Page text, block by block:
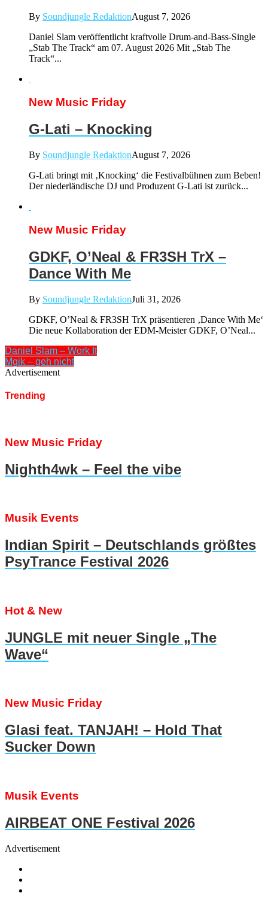
By Soundjungle RedaktionAugust 7, 2026
Daniel Slam veröffentlicht kraftvolle Drum-and-Bass-Single
„Stab The Track“ am 07. August 2026 Mit „Stab The
Track“...
New Music Friday
G-Lati – Knocking
By Soundjungle RedaktionAugust 7, 2026
G-Lati bringt mit ‚Knocking‘ die Festivalbühnen zum Beben!
Der niederländische DJ und Produzent G-Lati ist zurück...
New Music Friday
GDKF, O’Neal & FR3SH TrX –
Dance With Me
By Soundjungle RedaktionJuli 31, 2026
GDKF, O’Neal & FR3SH TrX präsentieren ‚Dance With Me‘
Die neue Kollaboration der EDM-Meister GDKF, O’Neal...
Daniel Slam – Work It
Mgik – geh nicht
Advertisement
Trending
New Music Friday
Nighth4wk – Feel the vibe
Musik Events
Indian Spirit – Deutschlands größtes
PsyTrance Festival 2026
Hot & New
JUNGLE mit neuer Single „The
Wave“
New Music Friday
Glasi feat. TANJAH! – Hold That
Sucker Down
Musik Events
AIRBEAT ONE Festival 2026
Advertisement